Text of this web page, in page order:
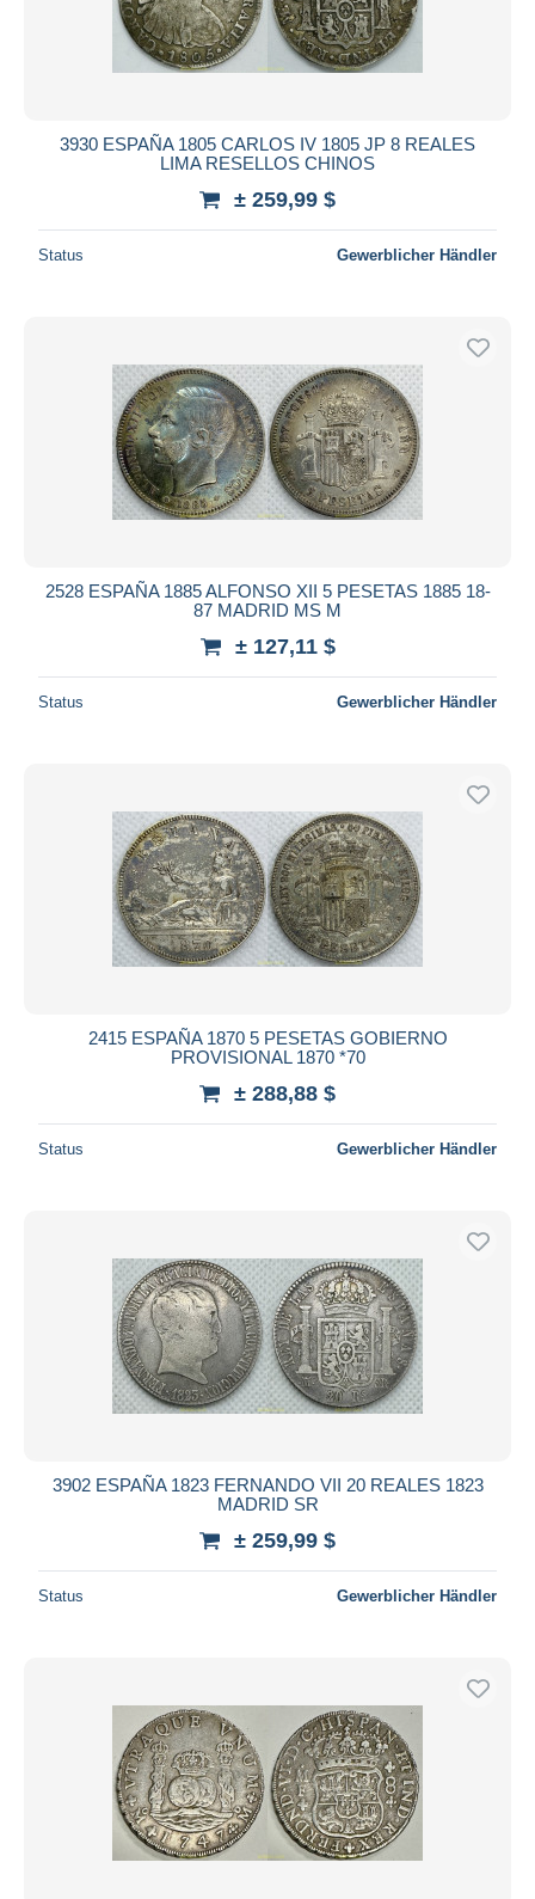
3930 ESPAÑA 1805 CARLOS IV 1805 JP 8 REALES
LIMA RESELLOS CHINOS
± 259,99 $
Status Gewerblicher Händler
2528 ESPAÑA 1885 ALFONSO XII 5 PESETAS 1885 18-
87 MADRID MS M
± 127,11 $
Status Gewerblicher Händler
2415 ESPAÑA 1870 5 PESETAS GOBIERNO
PROVISIONAL 1870 *70
± 288,88 $
Status Gewerblicher Händler
3902 ESPAÑA 1823 FERNANDO VII 20 REALES 1823
MADRID SR
± 259,99 $
Status Gewerblicher Händler